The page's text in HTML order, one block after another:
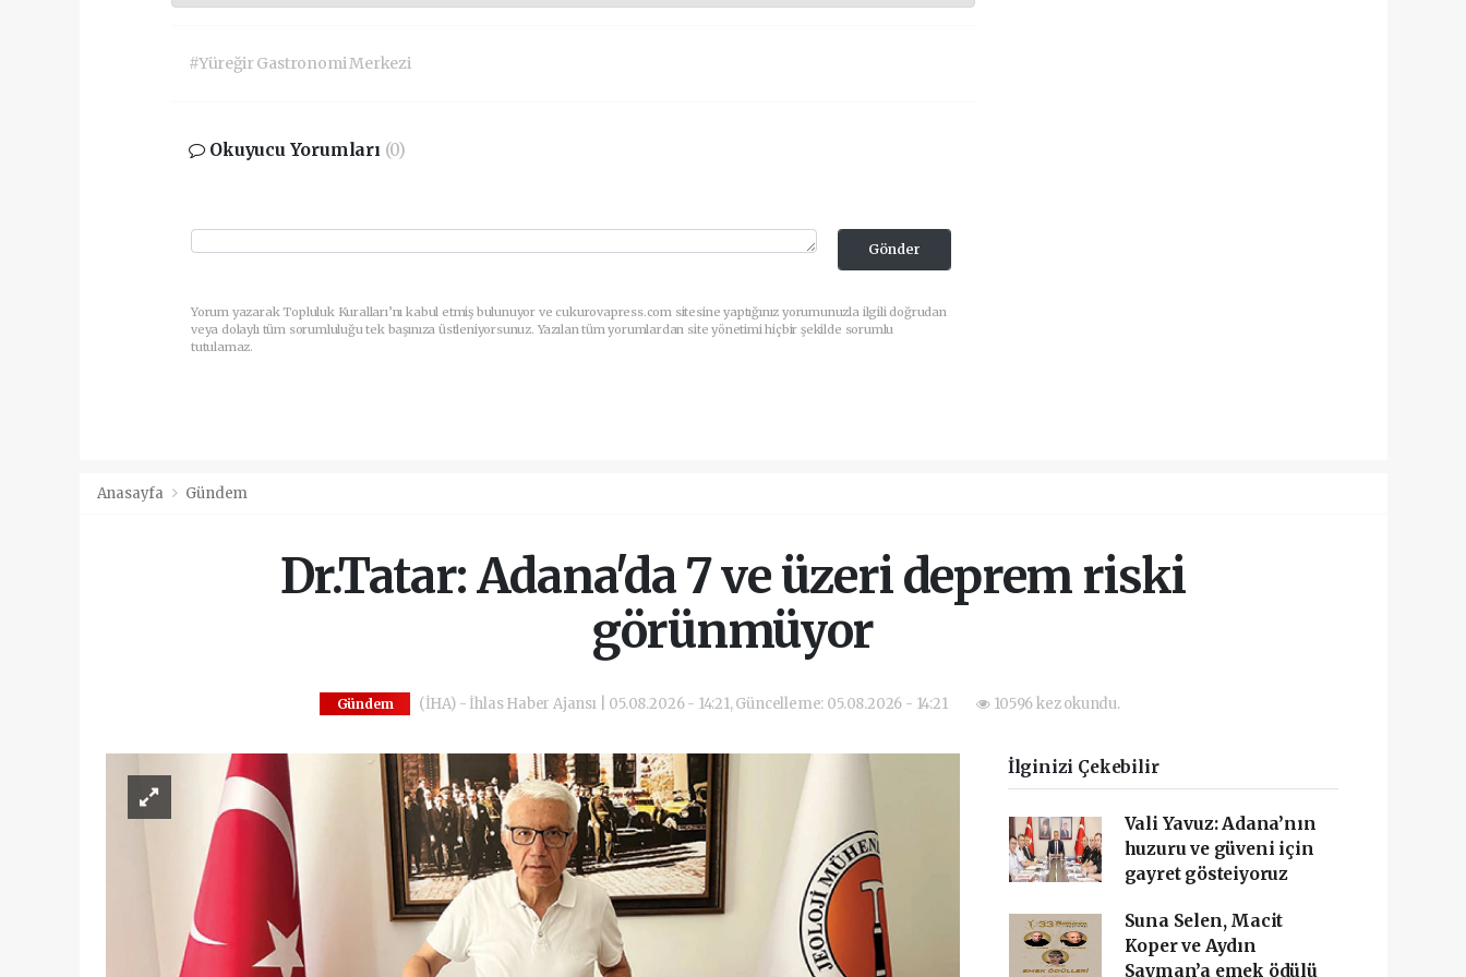
#Yüreğir Gastronomi Merkezi
Okuyucu Yorumları (0)
Gönder
Yorum yazarak Topluluk Kuralları’nı kabul etmiş bulunuyor ve cukurovapress.com sitesine yaptığınız yorumunuzla ilgili doğrudan
veya dolaylı tüm sorumluluğu tek başınıza üstleniyorsunuz. Yazılan tüm yorumlardan site yönetimi hiçbir şekilde sorumlu
tutulamaz.
Anasayfa Gündem
Dr.Tatar: Adana'da 7 ve üzeri deprem riski
görünmüyor
Gündem (İHA) - İhlas Haber Ajansı | 05.08.2026 - 14:21, Güncelleme: 05.08.2026 - 14:21 10596 kez okundu.
İlginizi Çekebilir
Vali Yavuz: Adana’nın
huzuru ve güveni için
gayret gösteiyoruz
Suna Selen, Macit
Koper ve Aydın
Sayman’a emek ödülü